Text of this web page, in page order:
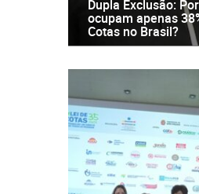
Dupla Exclusão:
ocupam apenas
Cotas no Brasil?